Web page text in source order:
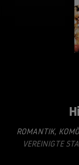
ROMANTIK,
VEREINIGTE